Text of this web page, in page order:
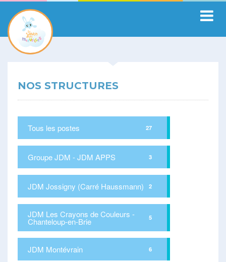
NOS STRUCTURES
Tous les postes 27
Groupe JDM - JDM APPS 3
JDM Jossigny (Carré Haussmann) 2
JDM Les Crayons de Couleurs -
Chanteloup-en-Brie 5
JDM Montévrain 6